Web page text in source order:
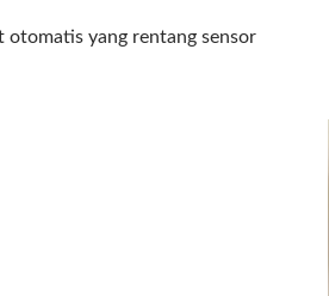
yang rentang sensor